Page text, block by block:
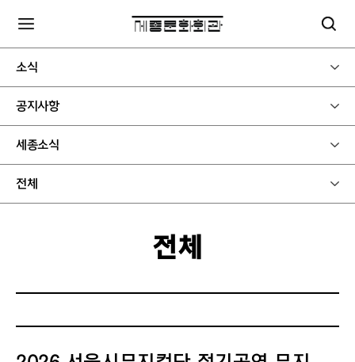
소식
공지사항
세종소식
전체
전체